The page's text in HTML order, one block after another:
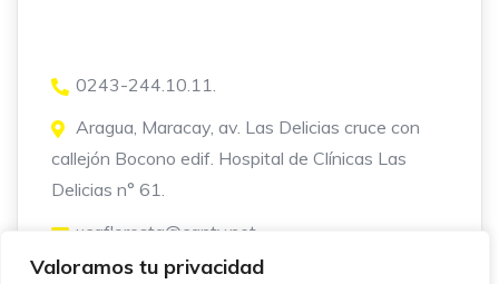
Valoramos tu privacidad
0243-244.10.11.
Aragua, Maracay, av. Las Delicias cruce con
callejón Bocono edif. Hospital de Clínicas Las
Delicias n° 61.
ucafloresta@cantv.net